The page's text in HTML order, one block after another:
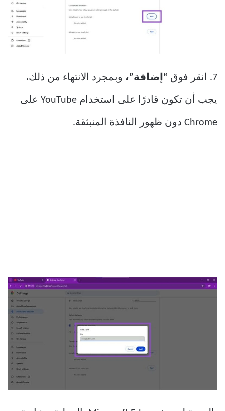
7. انقر فوق “إضافة”، وبمجرد الانتهاء من ذلك،
يجب أن تكون قادرًا على استخدام YouTube على
Chrome دون ظهور النافذة المنبثقة.